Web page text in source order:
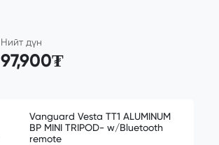
Нийт дүн
97,900₮
Vanguard Vesta TT1 ALUMINUM
BP MINI TRIPOD- w/Bluetooth
remote